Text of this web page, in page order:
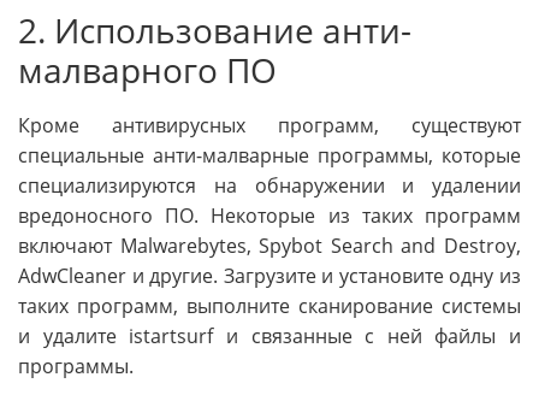
2. Использование анти-
малварного ПО
Кроме антивирусных программ, существуют
специальные анти-малварные программы, которые
специализируются на обнаружении и удалении
вредоносного ПО. Некоторые из таких программ
включают Malwarebytes, Spybot Search and Destroy,
AdwCleaner и другие. Загрузите и установите одну из
таких программ, выполните сканирование системы
и удалите istartsurf и связанные с ней файлы и
программы.